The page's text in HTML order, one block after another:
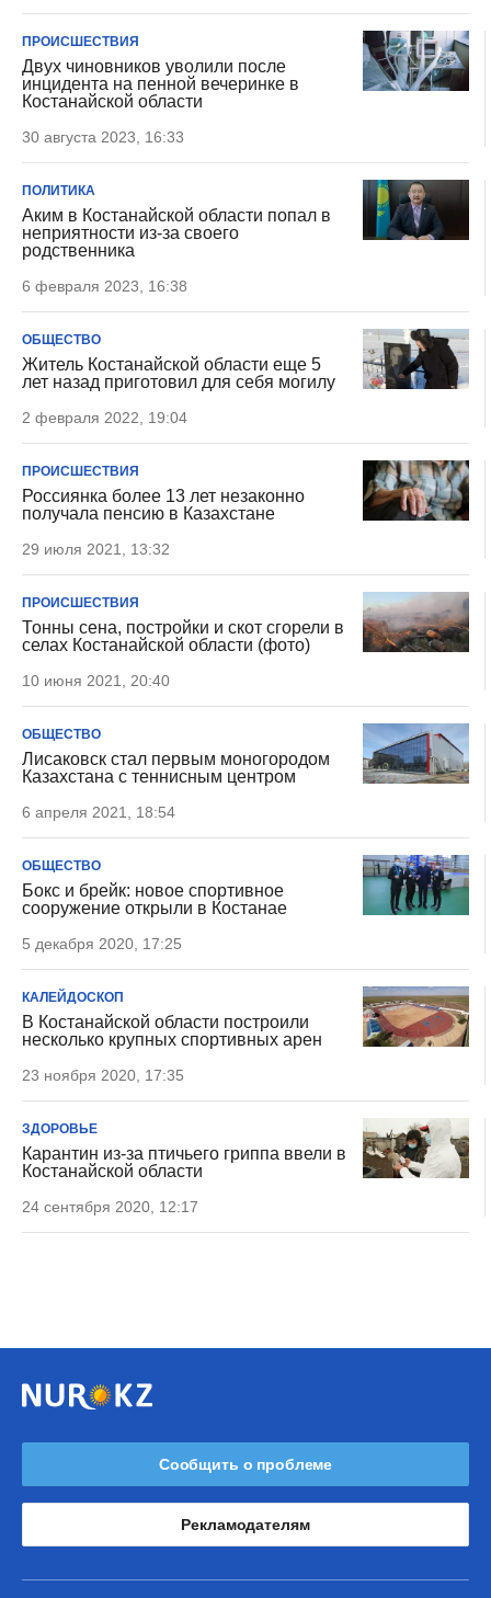
ПРОИСШЕСТВИЯ
Двух чиновников уволили после
инцидента на пенной вечеринке в
Костанайской области
30 августа 2023, 16:33
ПОЛИТИКА
Аким в Костанайской области попал в
неприятности из-за своего
родственника
6 февраля 2023, 16:38
ОБЩЕСТВО
Житель Костанайской области еще 5
лет назад приготовил для себя могилу
2 февраля 2022, 19:04
ПРОИСШЕСТВИЯ
Россиянка более 13 лет незаконно
получала пенсию в Казахстане
29 июля 2021, 13:32
ПРОИСШЕСТВИЯ
Тонны сена, постройки и скот сгорели в
селах Костанайской области (фото)
10 июня 2021, 20:40
ОБЩЕСТВО
Лисаковск стал первым моногородом
Казахстана с теннисным центром
6 апреля 2021, 18:54
ОБЩЕСТВО
Бокс и брейк: новое спортивное
сооружение открыли в Костанае
5 декабря 2020, 17:25
КАЛЕЙДОСКОП
В Костанайской области построили
несколько крупных спортивных арен
23 ноября 2020, 17:35
ЗДОРОВЬЕ
Карантин из-за птичьего гриппа ввели в
Костанайской области
24 сентября 2020, 12:17
Сообщить о проблеме
Рекламодателям